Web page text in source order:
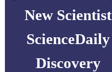
New Scientist
ScienceDaily
Discovery